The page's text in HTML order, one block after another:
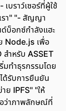
บราว์เซอร์ที่ผู้ใช้
รา" "- สัญญา
บ็อกซ์กำลังแฮะ
Node.js เพื่อ
ำหรับ ASSET
มทำธุรกรรมโดย
ด้รับการยืนยัน
ย IPFS" "ให้
อว่าภาพลักษณ์ที่